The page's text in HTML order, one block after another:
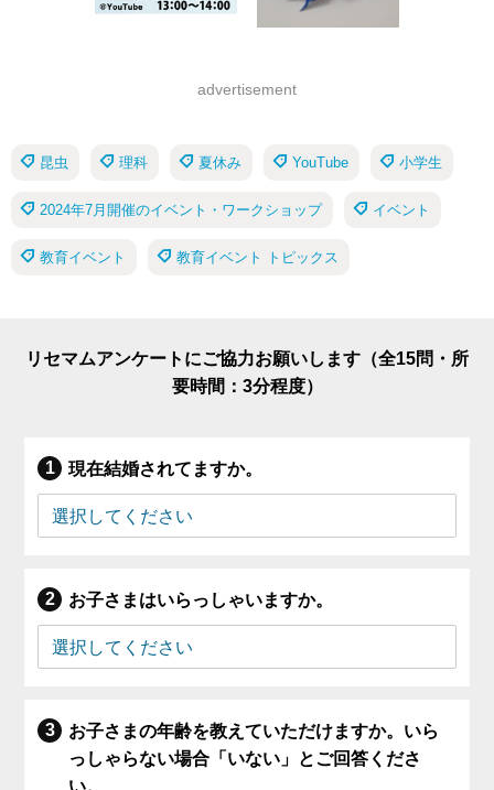
advertisement
昆虫 理科 夏休み YouTube 小学生
2024年7月開催のイベント・ワークショップ イベント
教育イベント 教育イベント トピックス
リセマムアンケートにご協力お願いします（全15問・所
要時間：3分程度）
現在結婚されてますか。
お子さまはいらっしゃいますか。
お子さまの年齢を教えていただけますか。いら
っしゃらない場合「いない」とご回答くださ
い。